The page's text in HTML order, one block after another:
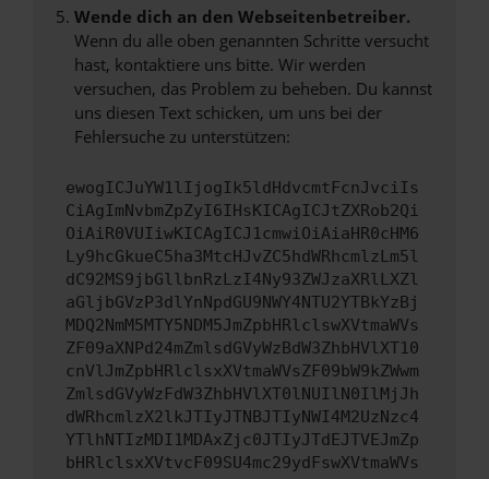
Wende dich an den Webseitenbetreiber.
Wenn du alle oben genannten Schritte versucht
hast, kontaktiere uns bitte. Wir werden
versuchen, das Problem zu beheben. Du kannst
uns diesen Text schicken, um uns bei der
Fehlersuche zu unterstützen:
ewogICJuYW1lIjogIk5ldHdvcmtFcnJvciIs
CiAgImNvbmZpZyI6IHsKICAgICJtZXRob2Qi
OiAiR0VUIiwKICAgICJ1cmwiOiAiaHR0cHM6
Ly9hcGkueC5ha3MtcHJvZC5hdWRhcmlzLm5l
dC92MS9jbGllbnRzLzI4Ny93ZWJzaXRlLXZl
aGljbGVzP3dlYnNpdGU9NWY4NTU2YTBkYzBj
MDQ2NmM5MTY5NDM5JmZpbHRlclswXVtmaWVs
ZF09aXNPd24mZmlsdGVyWzBdW3ZhbHVlXT10
cnVlJmZpbHRlclsxXVtmaWVsZF09bW9kZWwm
ZmlsdGVyWzFdW3ZhbHVlXT0lNUIlN0IlMjJh
dWRhcmlzX2lkJTIyJTNBJTIyNWI4M2UzNzc4
YTlhNTIzMDI1MDAxZjc0JTIyJTdEJTVEJmZp
bHRlclsxXVtvcF09SU4mc29ydFswXVtmaWVs